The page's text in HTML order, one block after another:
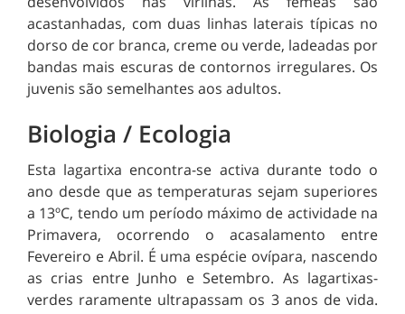
acastanhadas, com duas linhas laterais típicas no
dorso de cor branca, creme ou verde, ladeadas por
bandas mais escuras de contornos irregulares. Os
juvenis são semelhantes aos adultos.
Biologia / Ecologia
Esta lagartixa encontra-se activa durante todo o
ano desde que as temperaturas sejam superiores
a 13ºC, tendo um período máximo de actividade na
Primavera, ocorrendo o acasalamento entre
Fevereiro e Abril. É uma espécie ovípara, nascendo
as crias entre Junho e Setembro. As lagartixas-
verdes raramente ultrapassam os 3 anos de vida.